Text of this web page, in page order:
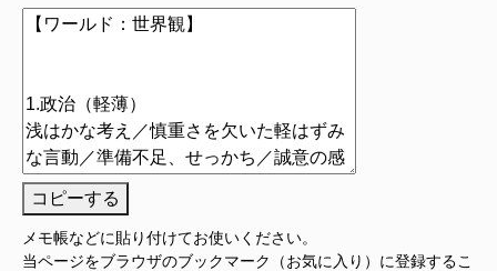
コピーする
メモ帳などに貼り付けてお使いください。
当ページをブラウザのブックマーク（お気に入り）に登録するこ